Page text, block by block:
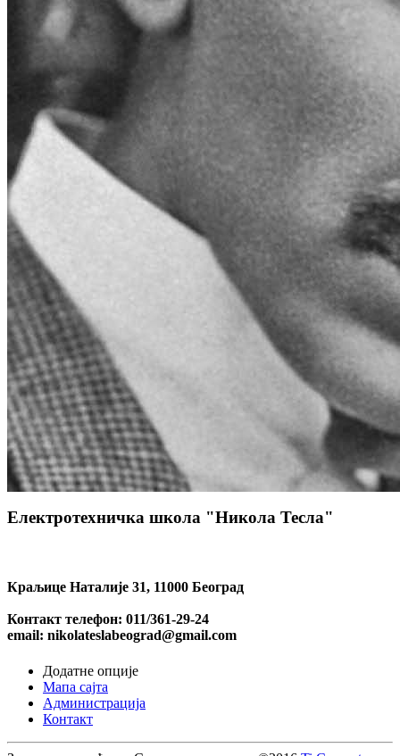
Електротехничка школа "Никола Тесла"
Краљице Наталије 31, 11000 Београд
Контакт телефон: 011/361-29-24
email: nikolateslabeograd@gmail.com
Додатне опције
Мапа сајта
Администрација
Контакт